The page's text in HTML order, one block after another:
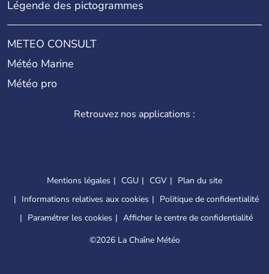
Légende des pictogrammes
METEO CONSULT
Météo Marine
Météo pro
Retrouvez nos applications :
Mentions légales CGU CGV
Plan du site
Informations relatives aux cookies
Politique de confidentialité
Paramétrer les cookies
Afficher le centre de confidentialité
©2026 La Chaîne Météo